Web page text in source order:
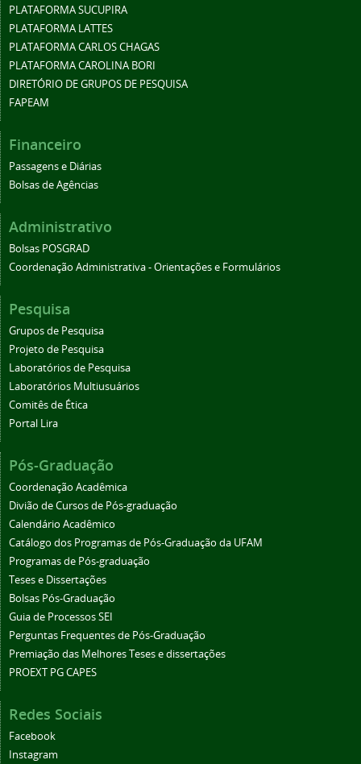
PLATAFORMA SUCUPIRA
PLATAFORMA LATTES
PLATAFORMA CARLOS CHAGAS
PLATAFORMA CAROLINA BORI
DIRETÓRIO DE GRUPOS DE PESQUISA
FAPEAM
Financeiro
Passagens e Diárias
Bolsas de Agências
Administrativo
Bolsas POSGRAD
Coordenação Administrativa - Orientações e Formulários
Pesquisa
Grupos de Pesquisa
Projeto de Pesquisa
Laboratórios de Pesquisa
Laboratórios Multiusuários
Comitês de Ética
Portal Lira
Pós-Graduação
Coordenação Acadêmica
Divião de Cursos de Pós-graduação
Calendário Acadêmico
Catálogo dos Programas de Pós-Graduação da UFAM
Programas de Pós-graduação
Teses e Dissertações
Bolsas Pós-Graduação
Guia de Processos SEI
Perguntas Frequentes de Pós-Graduação
Premiação das Melhores Teses e dissertações
PROEXT PG CAPES
Redes Sociais
Facebook
Instagram